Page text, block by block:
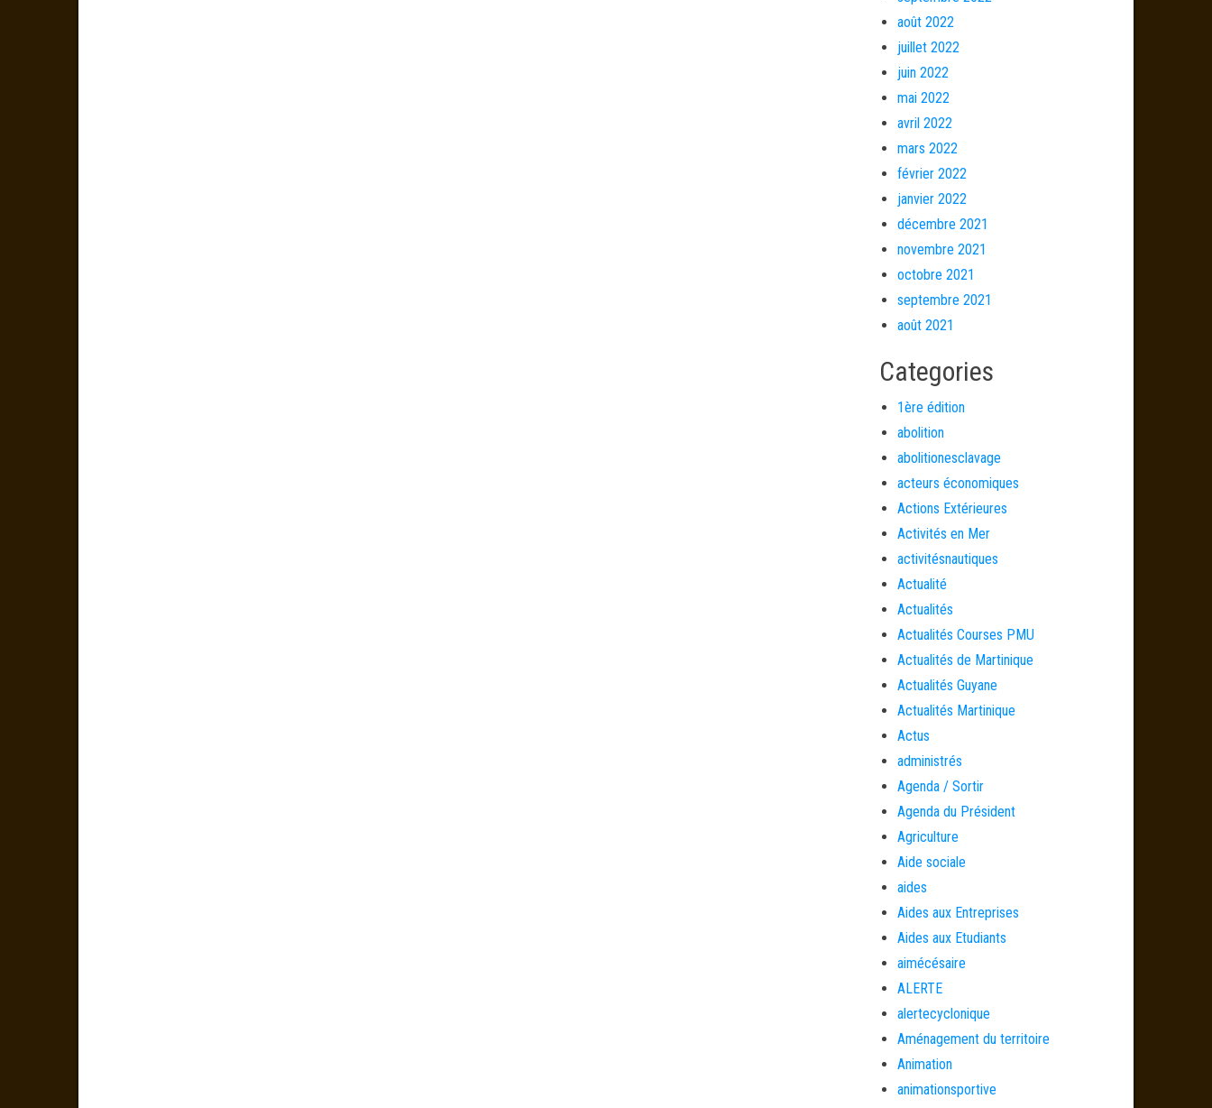
août 2022
juillet 2022
juin 2022
mai 2022
avril 2022
mars 2022
février 2022
janvier 2022
décembre 2021
novembre 2021
octobre 2021
septembre 2021
août 2021
Categories
1ère édition
abolition
abolitionesclavage
acteurs économiques
Actions Extérieures
Activités en Mer
activitésnautiques
Actualité
Actualités
Actualités Courses PMU
Actualités de Martinique
Actualités Guyane
Actualités Martinique
Actus
administrés
Agenda / Sortir
Agenda du Président
Agriculture
Aide sociale
aides
Aides aux Entreprises
Aides aux Etudiants
aimécésaire
ALERTE
alertecyclonique
Aménagement du territoire
Animation
animationsportive